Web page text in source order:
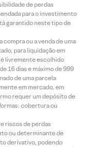
de perdas
para o investimento
garantido neste tipo de
ou a venda de uma
para liquidação em
livremente escolhido
16 dias e máximo de 999
de uma parcela
em mercado, em
requer um depósito de
cobertura ou
riscos de perdas
ou determinante de
derivativo, podendo